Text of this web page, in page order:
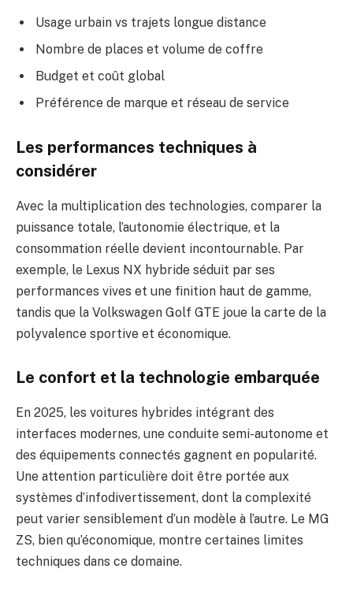
Usage urbain vs trajets longue distance
Nombre de places et volume de coffre
Budget et coût global
Préférence de marque et réseau de service
Les performances techniques à
considérer
Avec la multiplication des technologies, comparer la
puissance totale, l’autonomie électrique, et la
consommation réelle devient incontournable. Par
exemple, le Lexus NX hybride séduit par ses
performances vives et une finition haut de gamme,
tandis que la Volkswagen Golf GTE joue la carte de la
polyvalence sportive et économique.
Le confort et la technologie embarquée
En 2025, les voitures hybrides intégrant des
interfaces modernes, une conduite semi-autonome et
des équipements connectés gagnent en popularité.
Une attention particulière doit être portée aux
systèmes d’infodivertissement, dont la complexité
peut varier sensiblement d’un modèle à l’autre. Le MG
ZS, bien qu’économique, montre certaines limites
techniques dans ce domaine.